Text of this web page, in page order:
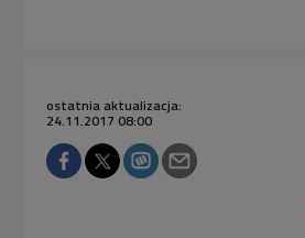
ostatnia aktualizacja:
24.11.2017 08:00